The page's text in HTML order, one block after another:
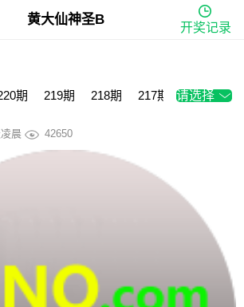
黄大仙神圣B
开奖记录
期 219期 218期 217期 216期
请选择
晨 42650